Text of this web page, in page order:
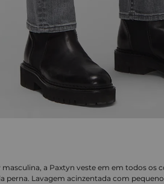
masculina, a Paxtyn veste em em todos os
perna. Lavagem acinzentada com